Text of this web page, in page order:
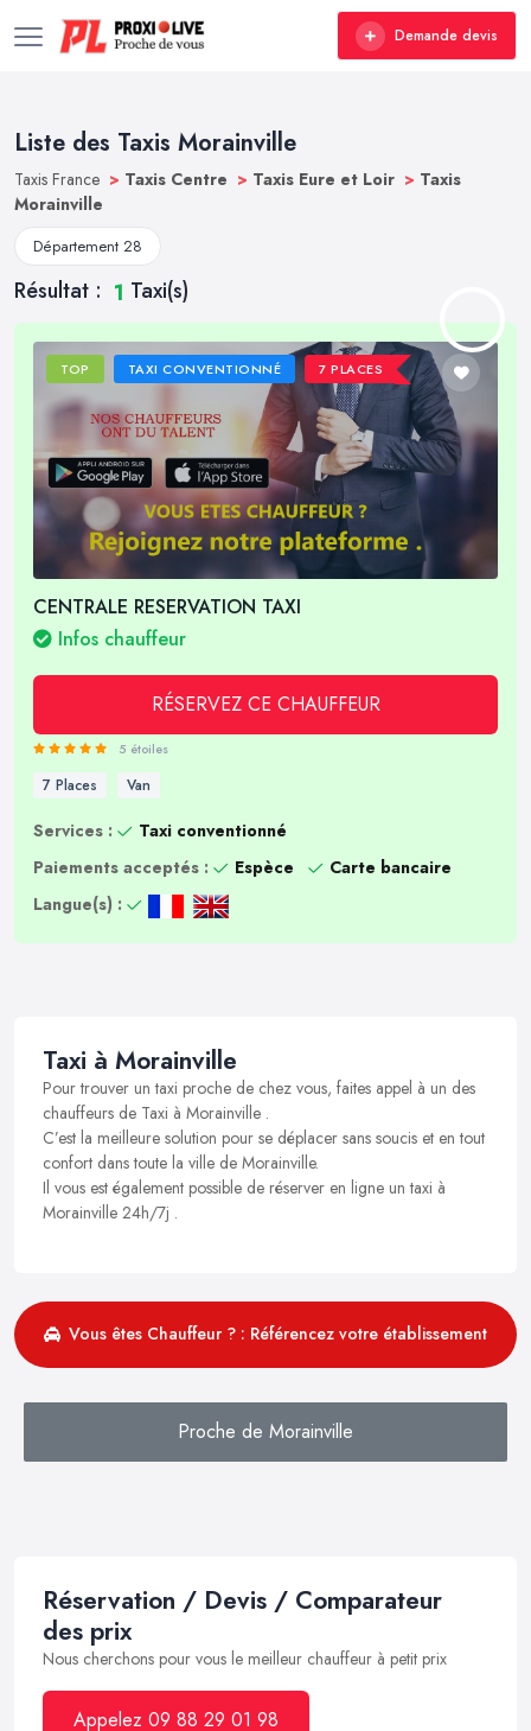
Demande devis
Liste des Taxis Morainville
Taxis France > Taxis Centre > Taxis Eure et Loir > Taxis
Morainville
Département 28
Résultat : 1 Taxi(s)
TOP TAXI CONVENTIONNÉ 7 PLACES
CENTRALE RESERVATION TAXI
Infos chauffeur
RÉSERVEZ CE CHAUFFEUR
5 étoiles
7 Places Van
Services :
Taxi conventionné
Paiements acceptés :
Espèce
Carte bancaire
Langue(s) :
Taxi à Morainville
Pour trouver un taxi proche de chez vous, faites appel à un des
chauffeurs de Taxi à Morainville .
C’est la meilleure solution pour se déplacer sans soucis et en tout
confort dans toute la ville de Morainville.
Il vous est également possible de réserver en ligne un taxi à
Morainville 24h/7j .
Vous êtes Chauffeur ? : Référencez votre établissement
Proche de Morainville
Réservation / Devis / Comparateur
des prix
Nous cherchons pour vous le meilleur chauffeur à petit prix
Appelez 09 88 29 01 98